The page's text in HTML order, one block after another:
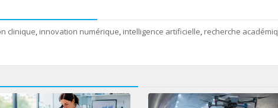
clinique innovation numérique intelligence artificielle recherche